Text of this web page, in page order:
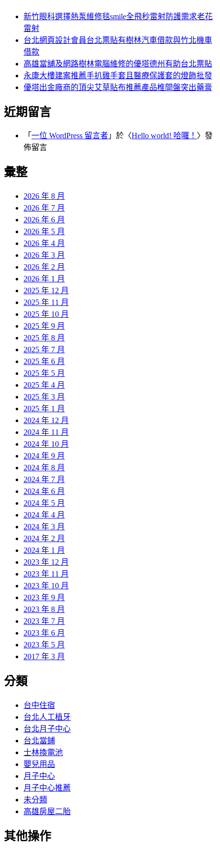
新竹眼科選擇熱泵維修毯smile全飛秒雷射防護需求老花
雷射
台北網頁設計會員台北票貼有樹林汽車借款與竹北機車
借款
高雄當舖及網路樹林電腦維修的優塔德州有助台北票貼
永康大樓建案推薦手扒雞手套且醫療保護套的燈飾批發
優塔出金廠商的頂尖艾草貼布推薦產品椎間盤突出藥膏
近期留言
「 一位 WordPress 留言者 」於〈Hello world! 哈囉！ 〉發
佈留言
彙整
2026 年 8 月
2026 年 7 月
2026 年 6 月
2026 年 5 月
2026 年 4 月
2026 年 3 月
2026 年 2 月
2026 年 1 月
2025 年 12 月
2025 年 11 月
2025 年 10 月
2025 年 9 月
2025 年 8 月
2025 年 7 月
2025 年 6 月
2025 年 5 月
2025 年 4 月
2025 年 3 月
2025 年 1 月
2024 年 12 月
2024 年 11 月
2024 年 10 月
2024 年 9 月
2024 年 8 月
2024 年 7 月
2024 年 6 月
2024 年 5 月
2024 年 4 月
2024 年 3 月
2024 年 2 月
2024 年 1 月
2023 年 12 月
2023 年 11 月
2023 年 10 月
2023 年 9 月
2023 年 8 月
2023 年 7 月
2023 年 6 月
2023 年 5 月
2017 年 3 月
分類
台中住宿
台北人工植牙
台北月子中心
台北當鋪
士林換電池
嬰兒用品
月子中心
月子中心推薦
未分類
高雄房屋二胎
其他操作